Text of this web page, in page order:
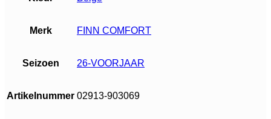
Merk FINN COMFORT
Seizoen 26-VOORJAAR
Artikelnummer 02913-903069